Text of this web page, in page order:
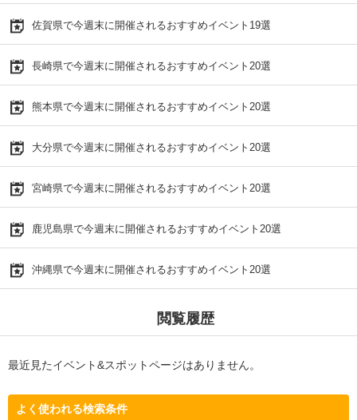
佐賀県で今週末に開催されるおすすめイベント19選
長崎県で今週末に開催されるおすすめイベント20選
熊本県で今週末に開催されるおすすめイベント20選
大分県で今週末に開催されるおすすめイベント20選
宮崎県で今週末に開催されるおすすめイベント20選
鹿児島県で今週末に開催されるおすすめイベント20選
沖縄県で今週末に開催されるおすすめイベント20選
閲覧履歴
最近見たイベント&スポットページはありません。
よく使われる検索条件